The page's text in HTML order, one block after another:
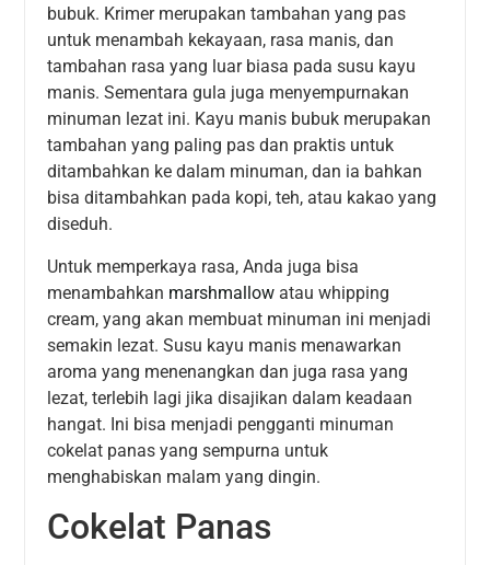
bubuk. Krimer merupakan tambahan yang pas
untuk menambah kekayaan, rasa manis, dan
tambahan rasa yang luar biasa pada susu kayu
manis. Sementara gula juga menyempurnakan
minuman lezat ini. Kayu manis bubuk merupakan
tambahan yang paling pas dan praktis untuk
ditambahkan ke dalam minuman, dan ia bahkan
bisa ditambahkan pada kopi, teh, atau kakao yang
diseduh.
Untuk memperkaya rasa, Anda juga bisa
menambahkan marshmallow atau whipping
cream, yang akan membuat minuman ini menjadi
semakin lezat. Susu kayu manis menawarkan
aroma yang menenangkan dan juga rasa yang
lezat, terlebih lagi jika disajikan dalam keadaan
hangat. Ini bisa menjadi pengganti minuman
cokelat panas yang sempurna untuk
menghabiskan malam yang dingin.
Cokelat Panas